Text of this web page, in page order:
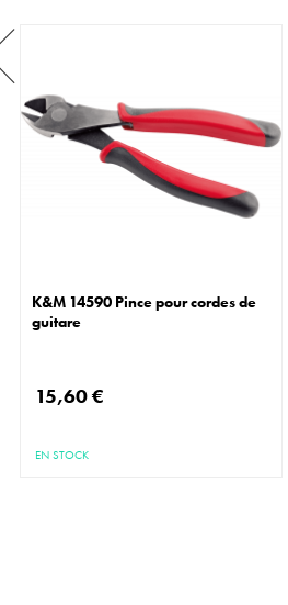
K&M 14590 Pince pour cordes de
guitare
15,60 €
EN STOCK